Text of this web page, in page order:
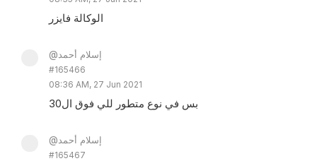
الوكالة فايزر
@إسلام أحمد
#165466
08:36 AM, 27 Jun 2021
بس في نوع متطور للي فوق ال30
@إسلام أحمد
#165467